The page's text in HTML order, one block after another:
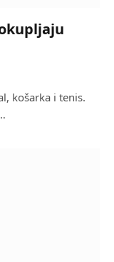
košarka i tenis.